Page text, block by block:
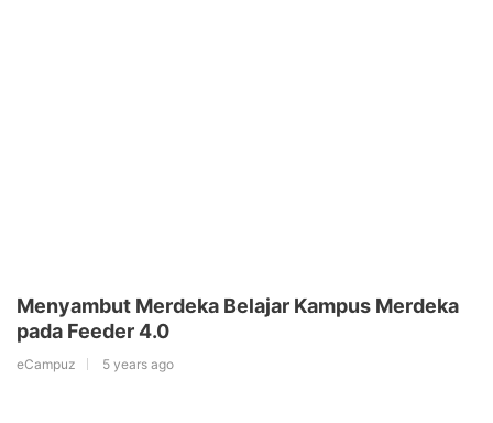
Menyambut Merdeka Belajar Kampus Merdeka
pada Feeder 4.0
eCampuz 5 years ago